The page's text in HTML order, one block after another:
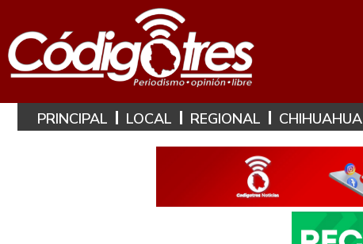
PRINCIPAL LOCAL REGIONAL CHIHUAHUA